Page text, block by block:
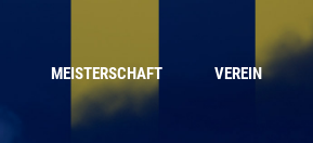
MEISTERSCHAFT VEREIN